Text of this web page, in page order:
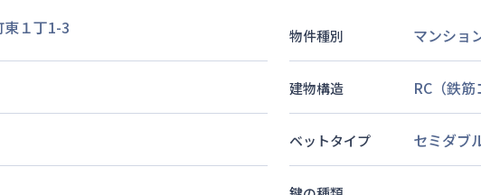
１丁1-3 物件種別 マンショ
建物構造 RC（鉄
ベットタイプ セミダブ